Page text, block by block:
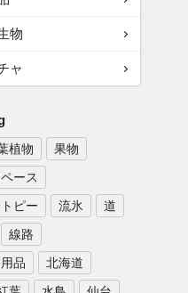
物
ャ
植物
果物
ース
ピー
流氷
道
線路
品
北海道